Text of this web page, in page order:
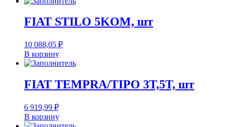
FIAT STILO 5KOM, шт
10 088,05 ₽
В корзину
FIAT TEMPRA/TIPO 3T,5T, шт
6 919,99 ₽
В корзину